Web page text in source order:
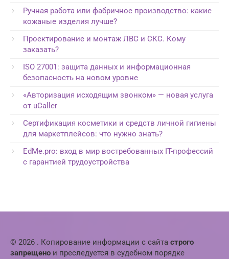
Ручная работа или фабричное производство: какие
кожаные изделия лучше?
Проектирование и монтаж ЛВС и СКС. Кому
заказать?
ISO 27001: защита данных и информационная
безопасность на новом уровне
«Авторизация исходящим звонком» — новая услуга
от uCaller
Сертификация косметики и средств личной гигиены
для маркетплейсов: что нужно знать?
EdMe.pro: вход в мир востребованных IT-профессий
с гарантией трудоустройства
© 2026 . Копирование информации с сайта строго
запрещено и преследуется в судебном порядке